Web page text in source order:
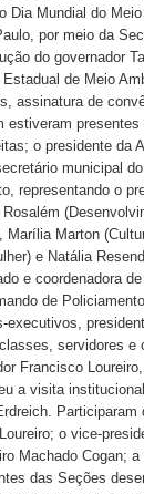
Dia Mundial do
por meio da
do governador
de Meio
assinatura de
estiveram
o presidente da
municipal
representando o
Marília Marton
e Natália
e coordenadora
de
executivos,
servidores e
Francisco
a visita
o vice-
Machado Cogan;
das Seções